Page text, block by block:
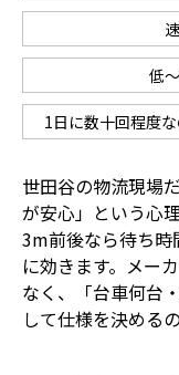
低
1日に数十回程度
世田谷の物流現場
が安心」という心
3m前後なら待ち時
に効きます。メー
なく、「台車何台
して仕様を決める